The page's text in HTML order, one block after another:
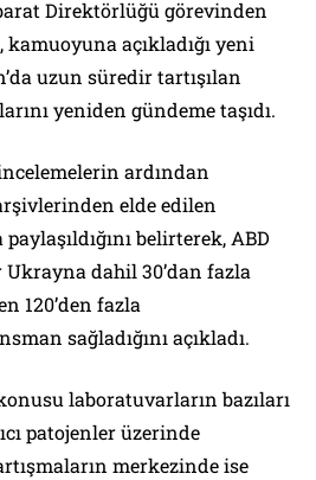
Direktörlüğü görevinden
açıkladığı yeni
uzun süredir tartışılan
yeniden gündeme taşıdı.
ardından
elde edilen
belirterek, ABD
dahil 30’dan fazla
120’den fazla
sağladığını açıkladı.
laboratuvarların bazıları
patojenler üzerinde
merkezinde ise